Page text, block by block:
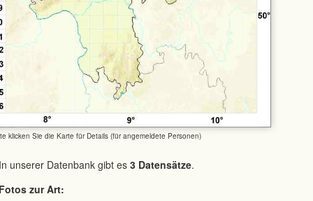
klicken Sie die Karte für Details (für angemeldete Personen)
unserer Datenbank gibt es 3 Datensätze.
zur Art: